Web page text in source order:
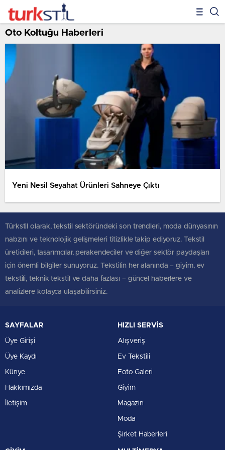
Oto Koltuğu Haberleri
Yeni Nesil Seyahat Ürünleri Sahneye Çıktı
Türkstil olarak, tekstil sektöründeki son trendleri, moda dünyasının
nabzını ve teknolojik gelişmeleri titizlikle takip ediyoruz. Tekstil
üreticileri, tasarımcılar, perakendeciler ve diğer sektör paydaşları
için önemli bilgiler sunuyoruz. Tekstilin her alanında – giyim, ev
tekstili, teknik tekstil ve daha fazlası – güncel haberlere ve
analizlere kolayca ulaşabilirsiniz.
SAYFALAR
Üye Girişi
Üye Kaydı
Künye
Hakkımızda
İletişim
HIZLI SERVİS
Alışveriş
Ev Tekstili
Foto Galeri
Giyim
Magazin
Moda
Şirket Haberleri